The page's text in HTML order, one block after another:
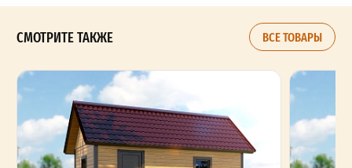
СМОТРИТЕ ТАКЖЕ ВСЕ ТОВАРЫ